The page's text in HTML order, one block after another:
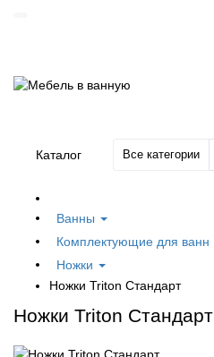
Каталог Все категории
Ванны
Комплектующие для ванн
Ножки
Ножки Triton Стандарт
Ножки Triton Стандарт